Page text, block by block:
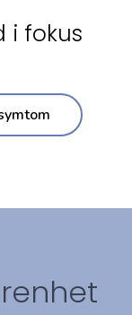
i fokus